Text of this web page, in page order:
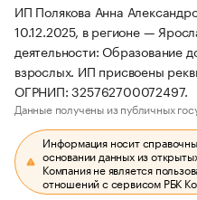
ИП Полякова Анна
10.12.2025, в регионе —
деятельности: Образование
взрослых. ИП присвоены
ОГРНИП: 325762700072497.
Данные получены из публичных
Информация носит
основании данных из
Компания не является
отношений с сервисом РБК